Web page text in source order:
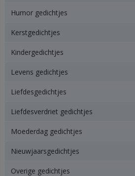
Humor gedichtjes
Kerstgedichtjes
Kindergedichtjes
Levens gedichtjes
Liefdesgedichtjes
Liefdesverdriet gedichtjes
Moederdag gedichtjes
Nieuwjaarsgedichtjes
Overige gedichtjes